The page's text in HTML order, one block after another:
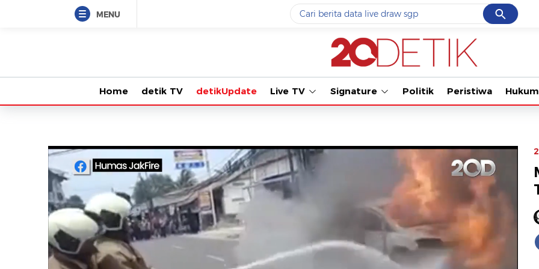
MENU Cancel
Yang sedang ramai dicari
#3streaming motogp
#5data live draw sgp
Terakhir yang dicari
Tonton
Home detik TV detikUpdate Live TV Signature Politik Peristiwa Hukum